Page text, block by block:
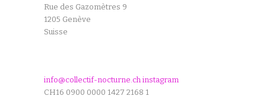
Rue des Gazomètres 9
1205 Genève
Suisse
info@collectif-nocturne.ch instagram
CH16 0900 0000 1427 2168 1